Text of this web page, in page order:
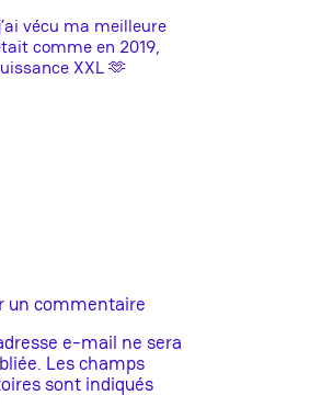
vécu ma meilleure
comme en 2019,
XXL 🫶
un commentaire
e-mail ne sera
Les champs
sont indiqués